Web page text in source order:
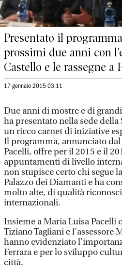
Presentato il
prossimi due anni con
Castello e le rassegne a
17 gennaio 2015 03:11
Due anni di mostre e di
ha presentato nella sede della
un ricco carnet di iniziative
Il programma, annunciato
Pacelli, offre per il 2015 e il
appuntamenti di livello
non stupisce certo chi segue
Palazzo dei Diamanti e ha
molto alte, di qualità
internazionali.
Insieme a Maria Luisa Pacelli
Tiziano Tagliani e l’assessore
hanno evidenziato
Ferrara e per lo sviluppo
città.